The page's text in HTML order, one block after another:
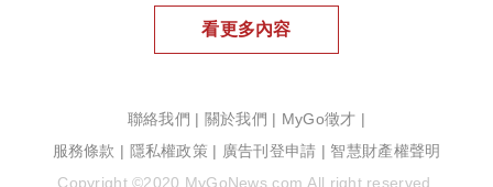
看更多內容
聯絡我們 關於我們 MyGo徵才
服務條款
隱私權政策 廣告刊登申請
智慧財產權聲明
Copyright ©2020 MyGoNews.com.All right reserved.